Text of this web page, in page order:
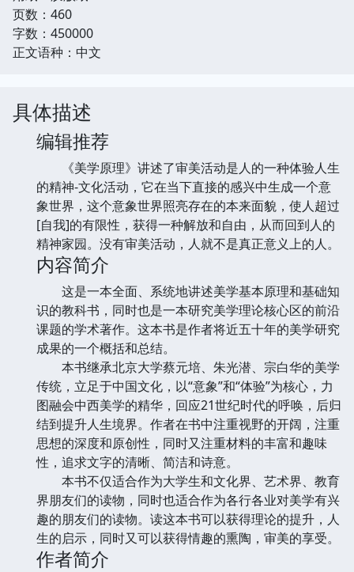
页数：460
字数：450000
正文语种：中文
具体描述
编辑推荐
《美学原理》讲述了审美活动是人的一种体验人生
的精神-文化活动，它在当下直接的感兴中生成一个意
象世界，这个意象世界照亮存在的本来面貌，使人超过
[自我]的有限性，获得一种解放和自由，从而回到人的
精神家园。没有审美活动，人就不是真正意义上的人。
内容简介
这是一本全面、系统地讲述美学基本原理和基础知
识的教科书，同时也是一本研究美学理论核心区的前沿
课题的学术著作。这本书是作者将近五十年的美学研究
成果的一个概括和总结。
本书继承北京大学蔡元培、朱光潜、宗白华的美学
传统，立足于中国文化，以“意象”和“体验”为核心，力
图融会中西美学的精华，回应21世纪时代的呼唤，后归
结到提升人生境界。作者在书中注重视野的开阔，注重
思想的深度和原创性，同时又注重材料的丰富和趣味
性，追求文字的清晰、简洁和诗意。
本书不仅适合作为大学生和文化界、艺术界、教育
界朋友们的读物，同时也适合作为各行各业对美学有兴
趣的朋友们的读物。读这本书可以获得理论的提升，人
生的启示，同时又可以获得情趣的熏陶，审美的享受。
作者简介